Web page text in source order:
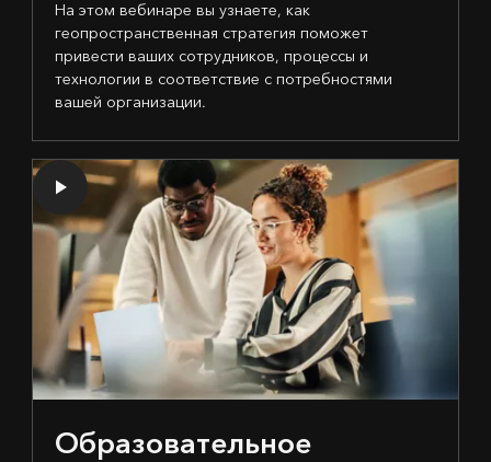
На этом вебинаре вы узнаете, как
геопространственная стратегия поможет
привести ваших сотрудников, процессы и
технологии в соответствие с потребностями
вашей организации.
Образовательное